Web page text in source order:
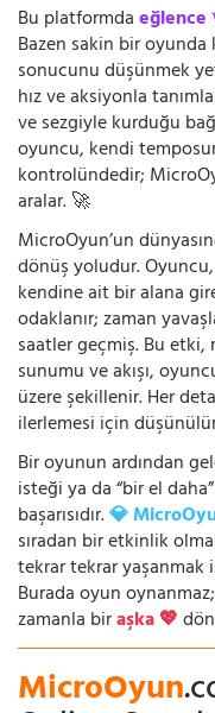
Bu platformdaeğlence
Bazen sakin bir
sonucunu düşünmek
hız ve aksiyonla
ve sezgiyle kurduğu
oyuncu, kendi
kontrolündedir;
aralar. 🚀
MicroOyun’un
dönüş yoludur.
kendine ait bir alana
odaklanır; zaman
saatler geçmiş. Bu etki,
sunumu ve akışı,
üzere şekillenir. Her
ilerlemesi için
Bir oyunun ardından
isteği ya da “bir el
başarısıdır.💎
sıradan bir etkinlik
tekrar tekrar
Burada oyun
zamanla biraşka 💖
MicroOyun